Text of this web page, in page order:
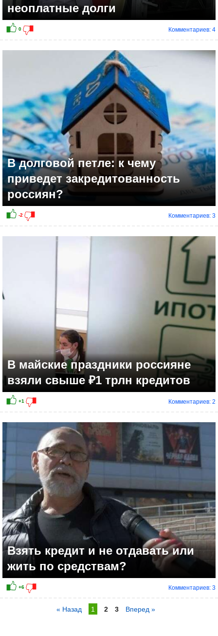
неоплатные долги
Комментариев: 4
В долговой петле: к чему
приведет закредитованность
россиян?
Комментариев: 3
В майские праздники россияне
взяли свыше ₽1 трлн кредитов
Комментариев: 2
Взять кредит и не отдавать или
жить по средствам?
Комментариев: 3
« Назад 1 2 3 Вперед »